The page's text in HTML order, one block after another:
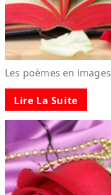
Les poèmes en images
Lire La Suite